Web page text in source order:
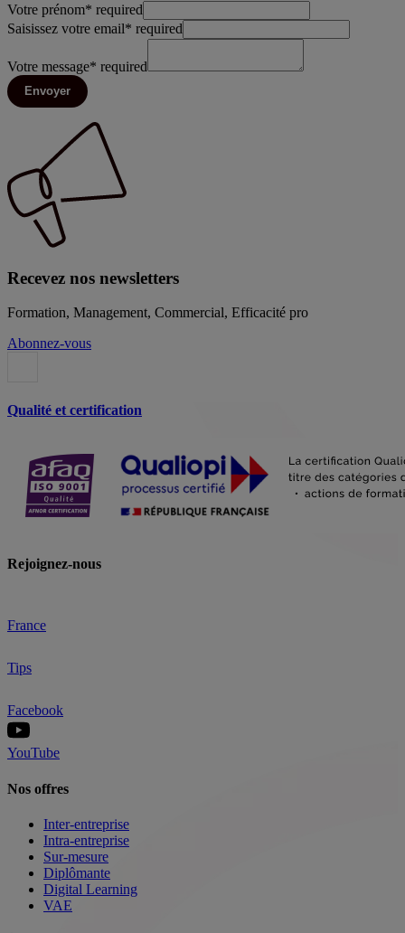
Votre prénom* required
Saisissez votre email* required
Votre message* required
Envoyer
Recevez nos newsletters
Formation, Management, Commercial, Efficacité pro
Abonnez-vous
Qualité et certification
Rejoignez-nous
France
Tips
Facebook
YouTube
Nos offres
Inter-entreprise
Intra-entreprise
Sur-mesure
Diplômante
Digital Learning
VAE